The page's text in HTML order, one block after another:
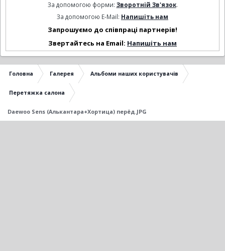
За допомогою форми: Зворотній Зв'язок.
За допомогою E-Mail: Напишіть нам
Запрошуємо до співпраці партнерів!
Звертайтесь на Email: Напишіть нам
Головна Галерея Альбоми наших користувачів
Перетяжка салона
Daewoo Sens (Алькантара+Хортица) перёд.JPG